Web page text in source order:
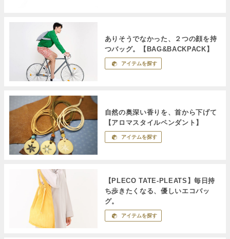
ありそうでなかった、２つの顔を持
つバッグ。【BAG&BACKPACK】
アイテムを探す
自然の奥深い香りを、首から下げて
【アロマスタイルペンダント】
アイテムを探す
【PLECO TATE-PLEATS】毎日持
ち歩きたくなる、優しいエコバッ
グ。
アイテムを探す